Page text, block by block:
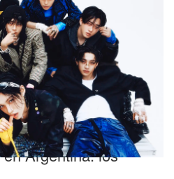
primer show y sumó
Argentina: los